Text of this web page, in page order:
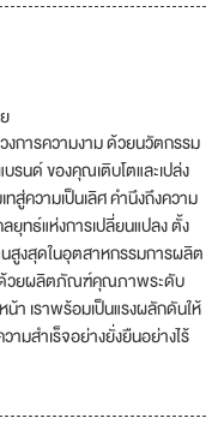
งการความงาม ด้วยนวัตกรรม
รนด์ ของคุณเติบโตและเปล่ง
ทสู่ความเป็นเลิศ คำนึงถึงความ
ยุทธ์แห่งการเปลี่ยนแปลง ตั้ง
สูงสุดในอุตสาหกรรมการผลิต
ด้วยผลิตภัณฑ์คุณภาพระดับ
น้า เราพร้อมเป็นแรงผลักดันให้
ามสำเร็จอย่างยั่งยืนอย่างไร้